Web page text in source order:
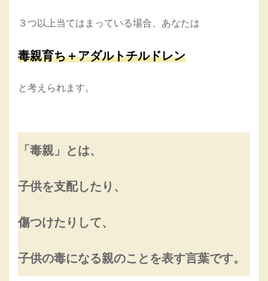
３つ以上当てはまっている場合、あなたは
毒親育ち＋アダルトチルドレン
と考えられます。
「毒親」とは、
子供を支配したり、
傷つけたりして、
子供の毒になる親のことを表す言葉です。